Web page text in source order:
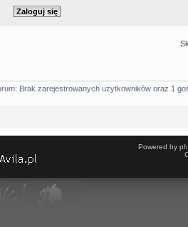
Brak zarejestrowanych użytkowników oraz 1
Powered by